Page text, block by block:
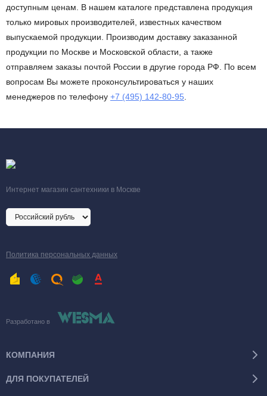
доступным ценам. В нашем каталоге представлена продукция
только мировых производителей, известных качеством
выпускаемой продукции. Производим доставку заказанной
продукции по Москве и Московской области, а также
отправляем заказы почтой России в другие города РФ. По всем
вопросам Вы можете проконсультироваться у наших
менеджеров по телефону +7 (495) 142-80-95
Интернет магазин сантехники в Москве
Политика персональных данных
Разработано в
КОМПАНИЯ
ДЛЯ ПОКУПАТЕЛЕЙ